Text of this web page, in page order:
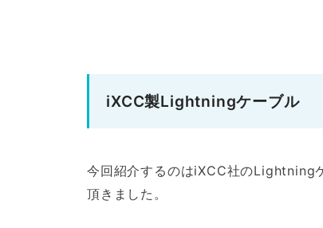
iXCC製Lightningケーブル
今回紹介するのはiXCC社のLightning
頂きました。